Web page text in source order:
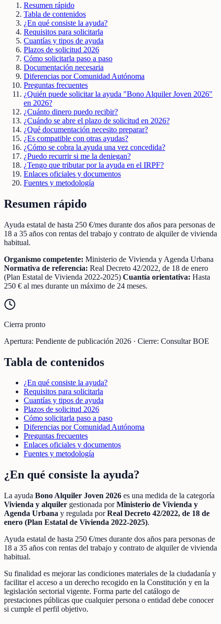
Resumen rápido
Tabla de contenidos
¿En qué consiste la ayuda?
Requisitos para solicitarla
Cuantías y tipos de ayuda
Plazos de solicitud 2026
Cómo solicitarla paso a paso
Documentación necesaria
Diferencias por Comunidad Autónoma
Preguntas frecuentes
¿Quién puede solicitar la ayuda "Bono Alquiler Joven 2026"
en 2026?
¿Cuánto dinero puedo recibir?
¿Cuándo se abre el plazo de solicitud en 2026?
¿Qué documentación necesito preparar?
¿Es compatible con otras ayudas?
¿Cómo se cobra la ayuda una vez concedida?
¿Puedo recurrir si me la deniegan?
¿Tengo que tributar por la ayuda en el IRPF?
Enlaces oficiales y documentos
Fuentes y metodología
Resumen rápido
Ayuda estatal de hasta 250 €/mes durante dos años para personas de
18 a 35 años con rentas del trabajo y contrato de alquiler de vivienda
habitual.
Organismo competente: Ministerio de Vivienda y Agenda Urbana
Normativa de referencia: Real Decreto 42/2022, de 18 de enero
(Plan Estatal de Vivienda 2022-2025) Cuantía orientativa: Hasta
250 € al mes durante un máximo de 24 meses.
Cierra pronto
Apertura: Pendiente de publicación 2026 · Cierre: Consultar BOE
Tabla de contenidos
¿En qué consiste la ayuda?
Requisitos para solicitarla
Cuantías y tipos de ayuda
Plazos de solicitud 2026
Cómo solicitarla paso a paso
Diferencias por Comunidad Autónoma
Preguntas frecuentes
Enlaces oficiales y documentos
Fuentes y metodología
¿En qué consiste la ayuda?
La ayuda Bono Alquiler Joven 2026 es una medida de la categoría
Vivienda y alquiler gestionada porMinisterio de Vivienda y
Agenda Urbana y regulada porReal Decreto 42/2022, de 18 de
enero (Plan Estatal de Vivienda 2022-2025).
Ayuda estatal de hasta 250 €/mes durante dos años para personas de
18 a 35 años con rentas del trabajo y contrato de alquiler de vivienda
habitual.
Su finalidad es mejorar las condiciones materiales de la ciudadanía y
facilitar el acceso a un derecho recogido en la Constitución y en la
legislación sectorial vigente. Forma parte del catálogo de
prestaciones públicas que cualquier persona o entidad debe conocer
si cumple el perfil objetivo.